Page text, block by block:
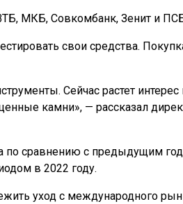
МКБ, Совкомбанк, Зенит и
свои средства.
Сейчас растет интерес
камни», — рассказал
по сравнению с предыдущим
в 2022 году.
уход с международного